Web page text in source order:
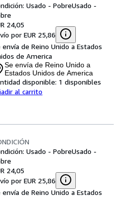
Usado - PobreUsado -
24,05
por EUR 25,86
envía de Reino Unido a Estados
de America
Se envía de Reino Unido a
Estados Unidos de America
disponible: 1 disponibles
al carrito
Usado - PobreUsado -
24,05
por EUR 25,86
envía de Reino Unido a Estados